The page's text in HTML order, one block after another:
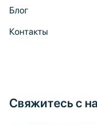
Блог
Контакты
Свяжитесь с